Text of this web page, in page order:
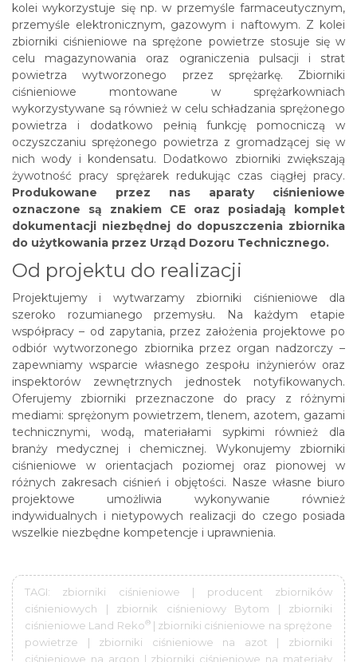
kolei wykorzystuje się np. w przemyśle farmaceutycznym,
przemyśle elektronicznym, gazowym i naftowym. Z kolei
zbiorniki ciśnieniowe na sprężone powietrze stosuje się w
celu magazynowania oraz ograniczenia pulsacji i strat
powietrza wytworzonego przez sprężarkę. Zbiorniki
ciśnieniowe montowane w sprężarkowniach
wykorzystywane są również w celu schładzania sprężonego
powietrza i dodatkowo pełnią funkcję pomocniczą w
oczyszczaniu sprężonego powietrza z gromadzącej się w
nich wody i kondensatu. Dodatkowo zbiorniki zwiększają
żywotność pracy sprężarek redukując czas ciągłej pracy.
Produkowane przez nas aparaty ciśnieniowe
oznaczone są znakiem CE oraz posiadają komplet
dokumentacji niezbędnej do dopuszczenia zbiornika
do użytkowania przez Urząd Dozoru Technicznego.
Od projektu do realizacji
Projektujemy i wytwarzamy zbiorniki ciśnieniowe dla
szeroko rozumianego przemysłu. Na każdym etapie
współpracy – od zapytania, przez założenia projektowe po
odbiór wytworzonego zbiornika przez organ nadzorczy –
zapewniamy wsparcie własnego zespołu inżynierów oraz
inspektorów zewnętrznych jednostek notyfikowanych.
Oferujemy zbiorniki przeznaczone do pracy z różnymi
mediami: sprężonym powietrzem, tlenem, azotem, gazami
technicznymi, wodą, materiałami sypkimi również dla
branży medycznej i chemicznej. Wykonujemy zbiorniki
ciśnieniowe w orientacjach poziomej oraz pionowej w
różnych zakresach ciśnień i objętości. Nasze własne biuro
projektowe umożliwia wykonywanie również
indywidualnych i nietypowych realizacji do czego posiada
wszelkie niezbędne kompetencje i uprawnienia.
TAGI: zbiorniki ciśnieniowe | producent zbiorników
ciśnieniowych | zbiornik ciśnieniowy Bytom | zbiorniki
ciśnieniowe Land Reko®| zbiorniki ciśnieniowe na sprężone
powietrze | zbiorniki ciśnieniowe na azot | zbiorniki
ciśnieniowe na argon | zbiorniki ciśnieniowe na materiały